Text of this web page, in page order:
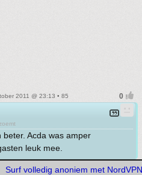
2011 @ 23:13 • 85
zoemt
Acda was amper
leuk mee.
Surf volledig anoniem met NordVPN